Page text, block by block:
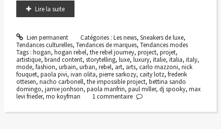
Lire la suite
Lien permanent Catégories : Les news, Sneakers de luxe,
Tendances culturelles, Tendances de marques, Tendances modes
Tags : hogan, hogan rebel, the rebel journey, project, projet,
artistique, brand content, storytelling, luxe, luxury, italie, italia, italy,
mode, fashion, urbain, urban, rebel, art, arts, carlo mazzoni, nick
fouquet, paola pivi, ivan olita, pierre sarkozy, caity lotz, frederik
ottesen, nacho carbonell, the impossible project, bettina sando
domingo, jamie jonhson, paola manfrin, paul miller, dj spooky, max
levi frieder, mo koyfman 1commentaire